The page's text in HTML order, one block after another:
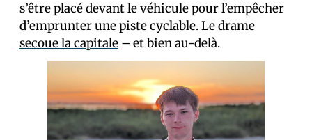
s’être placé devant le véhicule pour l’empêcher
d’emprunter une piste cyclable. Le drame
secoue la capitale – et bien au-delà.